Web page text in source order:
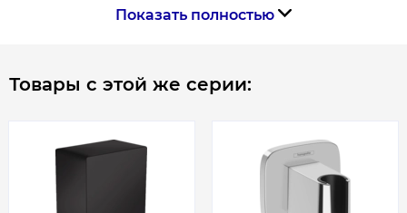
Показать полностью
Товары с этой же серии: